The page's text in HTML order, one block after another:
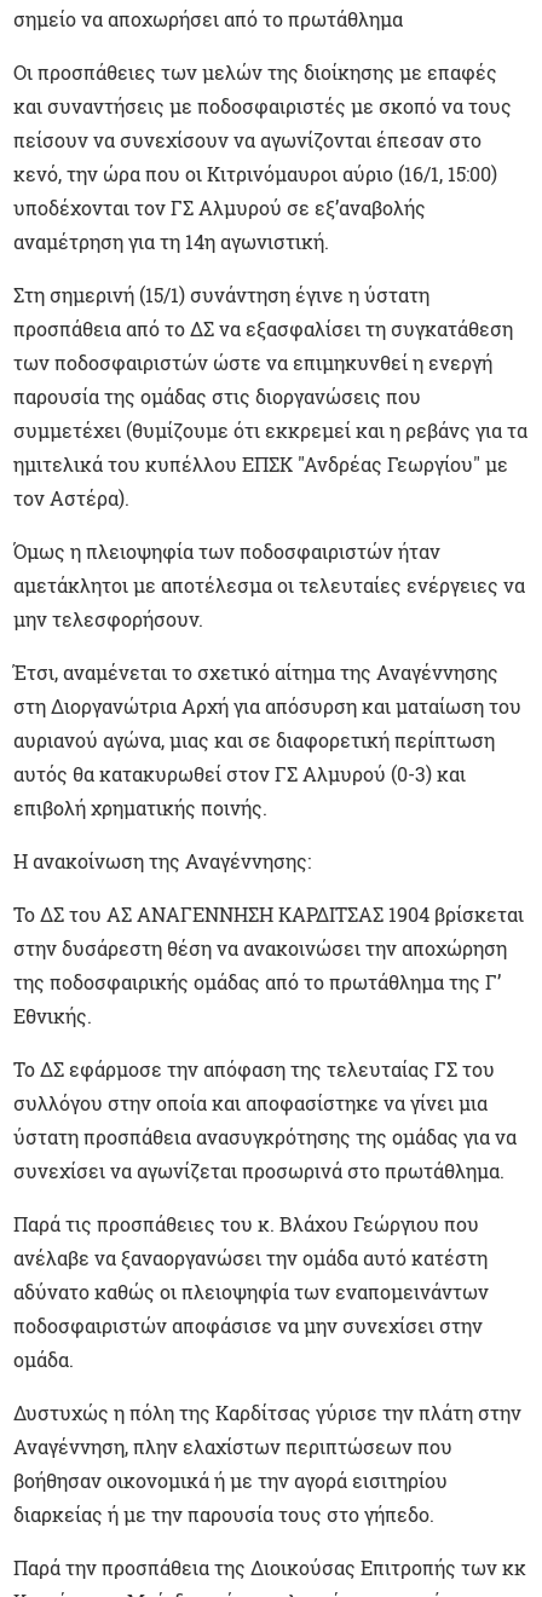
σημείο να αποχωρήσει από το πρωτάθλημα
Οι προσπάθειες των μελών της διοίκησης με επαφές
και συναντήσεις με ποδοσφαιριστές με σκοπό να τους
πείσουν να συνεχίσουν να αγωνίζονται έπεσαν στο
κενό, την ώρα που οι Κιτρινόμαυροι αύριο (16/1, 15:00)
υποδέχονται τον ΓΣ Αλμυρού σε εξ’αναβολής
αναμέτρηση για τη 14η αγωνιστική.
Στη σημερινή (15/1) συνάντηση έγινε η ύστατη
προσπάθεια από το ΔΣ να εξασφαλίσει τη συγκατάθεση
των ποδοσφαιριστών ώστε να επιμηκυνθεί η ενεργή
παρουσία της ομάδας στις διοργανώσεις που
συμμετέχει (θυμίζουμε ότι εκκρεμεί και η ρεβάνς για τα
ημιτελικά του κυπέλλου ΕΠΣΚ "Ανδρέας Γεωργίου" με
τον Αστέρα).
Όμως η πλειοψηφία των ποδοσφαιριστών ήταν
αμετάκλητοι με αποτέλεσμα οι τελευταίες ενέργειες να
μην τελεσφορήσουν.
Έτσι, αναμένεται το σχετικό αίτημα της Αναγέννησης
στη Διοργανώτρια Αρχή για απόσυρση και ματαίωση του
αυριανού αγώνα, μιας και σε διαφορετική περίπτωση
αυτός θα κατακυρωθεί στον ΓΣ Αλμυρού (0-3) και
επιβολή χρηματικής ποινής.
Η ανακοίνωση της Αναγέννησης:
Το ΔΣ του ΑΣ ΑΝΑΓΕΝΝΗΣΗ ΚΑΡΔΙΤΣΑΣ 1904 βρίσκεται
στην δυσάρεστη θέση να ανακοινώσει την αποχώρηση
της ποδοσφαιρικής ομάδας από το πρωτάθλημα της Γ’
Εθνικής.
Το ΔΣ εφάρμοσε την απόφαση της τελευταίας ΓΣ του
συλλόγου στην οποία και αποφασίστηκε να γίνει μια
ύστατη προσπάθεια ανασυγκρότησης της ομάδας για να
συνεχίσει να αγωνίζεται προσωρινά στο πρωτάθλημα.
Παρά τις προσπάθειες του κ. Βλάχου Γεώργιου που
ανέλαβε να ξαναοργανώσει την ομάδα αυτό κατέστη
αδύνατο καθώς οι πλειοψηφία των εναπομεινάντων
ποδοσφαιριστών αποφάσισε να μην συνεχίσει στην
ομάδα.
Δυστυχώς η πόλη της Καρδίτσας γύρισε την πλάτη στην
Αναγέννηση, πλην ελαχίστων περιπτώσεων που
βοήθησαν οικονομικά ή με την αγορά εισιτηρίου
διαρκείας ή με την παρουσία τους στο γήπεδο.
Παρά την προσπάθεια της Διοικούσας Επιτροπής των κκ